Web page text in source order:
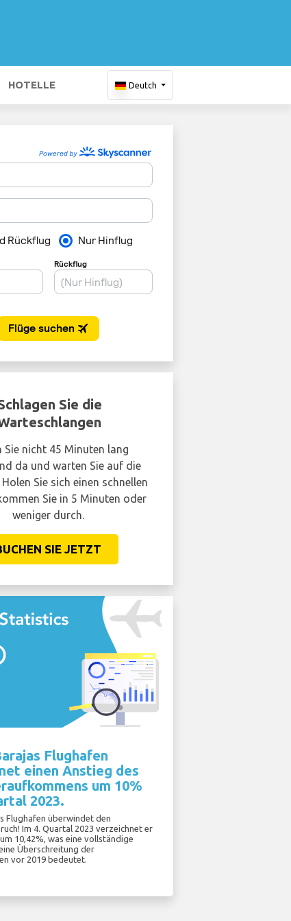
HOTELLE Deutch
Sie die
Sie nicht 45 Minuten lang
da und warten Sie auf die
Sie sich einen schnellen
Sie in 5 Minuten oder
weniger durch.
SIE JETZT
Flughafen
einen Anstieg des
um 10%
2023.
Flughafen überwindet den
Im 4. Quartal 2023 verzeichnet er
10,42%, was eine vollständige
Überschreitung der
vor 2019 bedeutet.